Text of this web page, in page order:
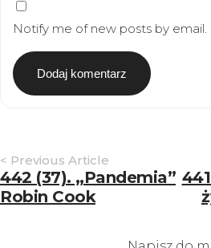
Notify me of new posts by email.
Navigation
< Previous Article
442 (37). „Pandemia”
Robin Cook